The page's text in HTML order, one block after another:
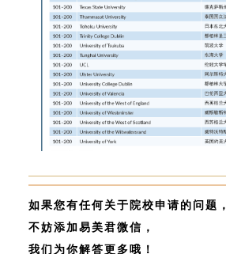
如果您有任何关于院校申请的问题，
不妨添加易美君微信，
我们为你解答更多哦！